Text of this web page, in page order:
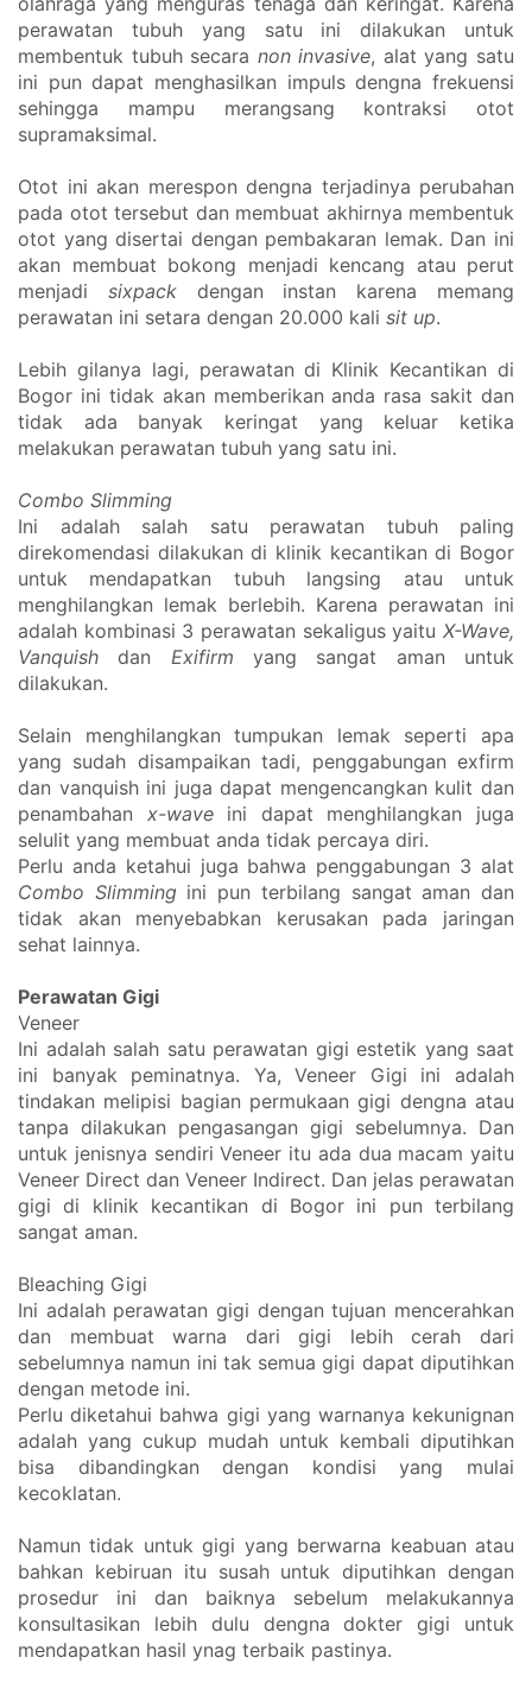
perawatan tubuh yang satu ini dilakukan untuk
membentuk tubuh secara non invasive, alat yang satu
ini pun dapat menghasilkan impuls dengna frekuensi
sehingga mampu merangsang kontraksi otot
supramaksimal.
Otot ini akan merespon dengna terjadinya perubahan
pada otot tersebut dan membuat akhirnya membentuk
otot yang disertai dengan pembakaran lemak. Dan ini
akan membuat bokong menjadi kencang atau perut
menjadi sixpack dengan instan karena memang
perawatan ini setara dengan 20.000 kali sit up.
Lebih gilanya lagi, perawatan di Klinik Kecantikan di
Bogor ini tidak akan memberikan anda rasa sakit dan
tidak ada banyak keringat yang keluar ketika
melakukan perawatan tubuh yang satu ini.
Combo Slimming
Ini adalah salah satu perawatan tubuh paling
direkomendasi dilakukan di klinik kecantikan di Bogor
untuk mendapatkan tubuh langsing atau untuk
menghilangkan lemak berlebih. Karena perawatan ini
adalah kombinasi 3 perawatan sekaligus yaitu X-Wave,
Vanquish dan Exifirm yang sangat aman untuk
dilakukan.
Selain menghilangkan tumpukan lemak seperti apa
yang sudah disampaikan tadi, penggabungan exfirm
dan vanquish ini juga dapat mengencangkan kulit dan
penambahan x-wave ini dapat menghilangkan juga
selulit yang membuat anda tidak percaya diri.
Combo Slimming ini pun terbilang sangat aman dan
tidak akan menyebabkan kerusakan pada jaringan
sehat lainnya.
Perawatan Gigi
Veneer
Ini adalah salah satu perawatan gigi estetik yang saat
ini banyak peminatnya. Ya, Veneer Gigi ini adalah
tindakan melipisi bagian permukaan gigi dengna atau
tanpa dilakukan pengasangan gigi sebelumnya. Dan
untuk jenisnya sendiri Veneer itu ada dua macam yaitu
Veneer Direct dan Veneer Indirect. Dan jelas perawatan
gigi di klinik kecantikan di Bogor ini pun terbilang
sangat aman.
Bleaching Gigi
Ini adalah perawatan gigi dengan tujuan mencerahkan
dan membuat warna dari gigi lebih cerah dari
sebelumnya namun ini tak semua gigi dapat diputihkan
dengan metode ini.
Perlu diketahui bahwa gigi yang warnanya kekunignan
adalah yang cukup mudah untuk kembali diputihkan
bisa dibandingkan dengan kondisi yang mulai
kecoklatan.
Namun tidak untuk gigi yang berwarna keabuan atau
bahkan kebiruan itu susah untuk diputihkan dengan
prosedur ini dan baiknya sebelum melakukannya
konsultasikan lebih dulu dengna dokter gigi untuk
mendapatkan hasil ynag terbaik pastinya.